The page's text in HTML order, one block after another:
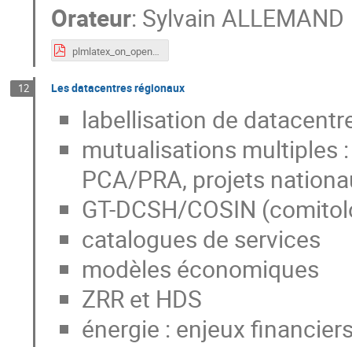
Orateur: Sylvain ALLEMAND
plmlatex_on_openshift.pdf
12 Les datacentres régionaux
labellisation de
mutualisations multiples
PCA/PRA, projets
GT-DCSH/COSIN
catalogues de services
modèles économiques
ZRR et HDS
énergie : enjeux